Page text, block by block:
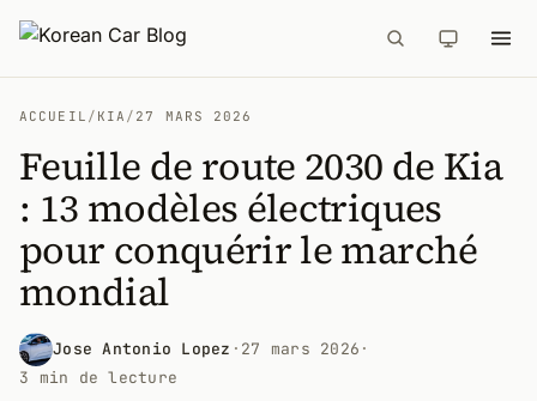
ACCUEIL / KIA / 27 MARS 2026
Feuille de route 2030 de Kia
: 13 modèles électriques
pour conquérir le marché
mondial
Jose Antonio Lopez · 27 mars 2026 ·
3 min de lecture